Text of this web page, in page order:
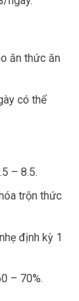
ăn thức ăn
có thể
– 8.5.
trộn thức
định kỳ 1
– 70%.